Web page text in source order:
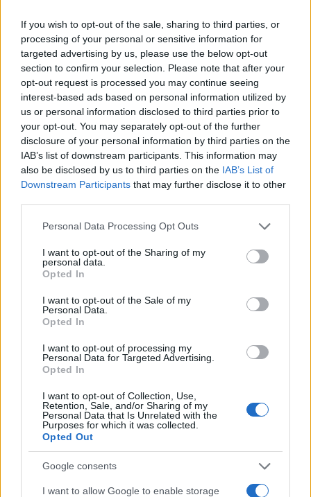
If you wish to opt-out of the sale, sharing to third parties, or
processing of your personal or sensitive information for
targeted advertising by us, please use the below opt-out
section to confirm your selection. Please note that after your
opt-out request is processed you may continue seeing
interest-based ads based on personal information utilized by
us or personal information disclosed to third parties prior to
your opt-out. You may separately opt-out of the further
disclosure of your personal information by third parties on the
IAB’s list of downstream participants. This information may
also be disclosed by us to third parties on the IAB’s List of
Downstream Participants that may further disclose it to other
Please note that this website/app uses one or more Google
not limited to your visit or usage behaviour. You may click to
grant or deny consent to Google and its third-party tags to
use your data for below specified purposes in below Google
consent section.
Personal Data Processing Opt Outs
I want to opt-out of the Sharing of my
personal data.
Opted In
I want to opt-out of the Sale of my
Personal Data.
Opted In
I want to opt-out of processing my
Personal Data for Targeted Advertising.
Opted In
I want to opt-out of Collection, Use,
Retention, Sale, and/or Sharing of my
Personal Data that Is Unrelated with the
Purposes for which it was collected.
Opted Out
Google consents
I want to allow Google to enable storage
Β.Σ. Καρούλιας: Τζίρος 98,7
εκατ. ευρώ και αύξηση
κερδών 57% - Τα νέα
στοιχήματα σε low & non
alcohol
Deloitte Ελλάδος:
Χρηματοοικονομικός
σύμβουλος της ΔΕΗ για την
είσοδο στην πολωνική
αγορά ενέργειας
Η Chery επενδύει 75 εκατ. δολάρια στην KG Mobility
από 18.990 ευρώ
Ατρόμητος και Novibet
συνεχίζουν μαζί: Ανανέωση
18η συνεχόμενη χρονιά για τον ΟΤΕ στη διεθνή σειρά